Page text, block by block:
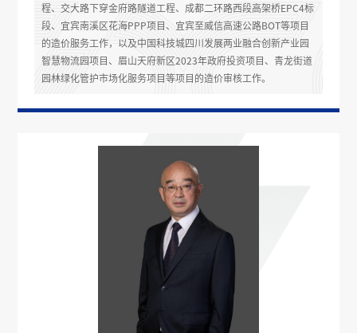
程、交大路下穿金府路隧道工程、成都二环路西段高架桥EPC4标
段、宜宾南溪区花海PPP项目、宜宾至威信高速公路BOT等项目
的造价服务工作，以及中国科技城四川发展两业融合创新产业园
智慧物流园项目、眉山天府新区2023年政府投资项目、青龙街道
园林绿化管护市场化服务项目等项目的造价审核工作。